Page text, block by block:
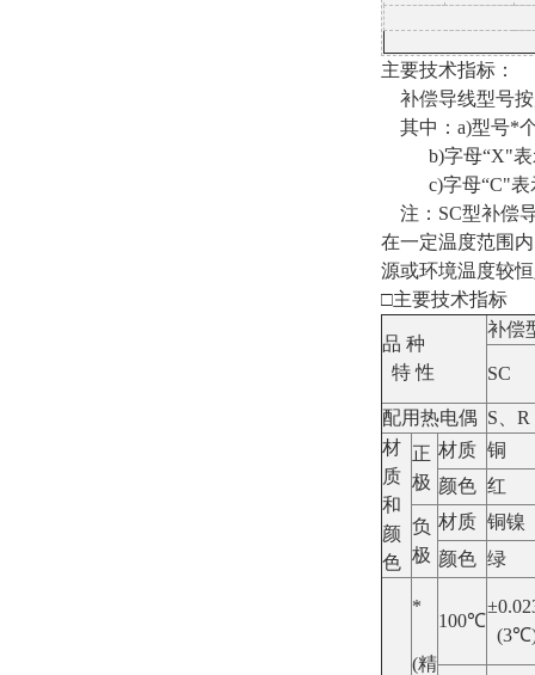
主要技术指标：
补偿导线型号按
其中：a)型号*
b)字母“X"表示
c)字母“C"表示
注：SC型补偿
在一定温度范围
源或环境温度较
□主要技术指标
品 种
特 性
补偿
SC
配用热电偶 S、R
材
质
和
颜
色
正
极
材质 铜
颜色 红
负
极
材质 铜镍
颜色 绿
*
(精
100℃